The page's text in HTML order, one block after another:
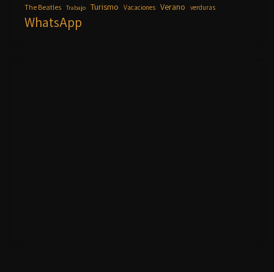
The Beatles Trabajo Turismo Vacaciones Verano verduras
WhatsApp